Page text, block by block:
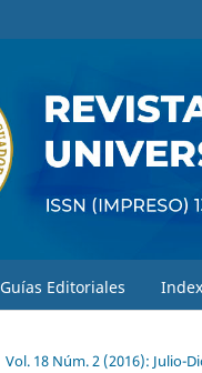
Guías Editoriales
Vol. 18 Núm. 2 (2016): Julio-